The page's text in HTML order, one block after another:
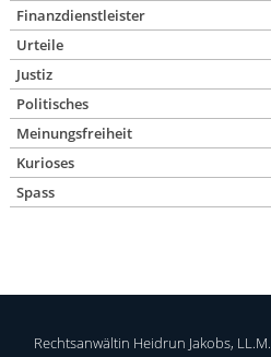
Finanzdienstleister
Urteile
Justiz
Politisches
Meinungsfreiheit
Kurioses
Spass
Rechtsanwältin Heidrun Jakobs, LL.M.